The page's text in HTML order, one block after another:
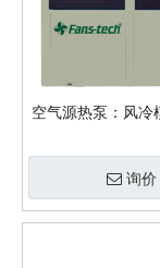
空气源热泵：风冷
询价